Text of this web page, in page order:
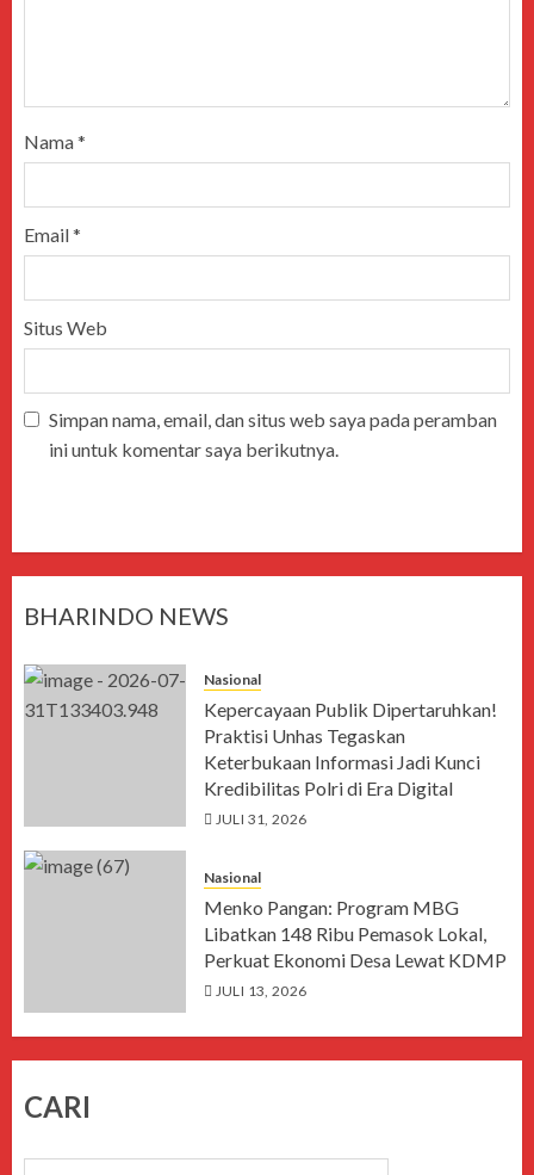
Nama*
Email*
Situs Web
Simpan nama, email, dan situs web saya pada peramban
ini untuk komentar saya berikutnya.
BHARINDO NEWS
Nasional
Kepercayaan Publik Dipertaruhkan!
Praktisi Unhas Tegaskan
Keterbukaan Informasi Jadi Kunci
Kredibilitas Polri di Era Digital
JULI 31, 2026
Nasional
Menko Pangan: Program MBG
Libatkan 148 Ribu Pemasok Lokal,
Perkuat Ekonomi Desa Lewat KDMP
JULI 13, 2026
CARI